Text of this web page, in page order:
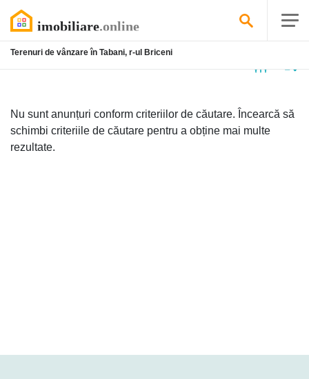
Terenuri de vânzare în Tabani, r-ul Briceni
Nu sunt anunțuri conform criteriilor de căutare. Încearcă să
schimbi criteriile de căutare pentru a obține mai multe
rezultate.